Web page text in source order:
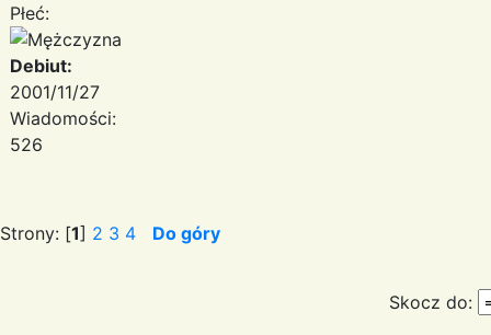
Płeć:
Debiut:
2001/11/27
Wiadomości:
526
Strony: [1] 2 3 4 Do góry
Skocz do: